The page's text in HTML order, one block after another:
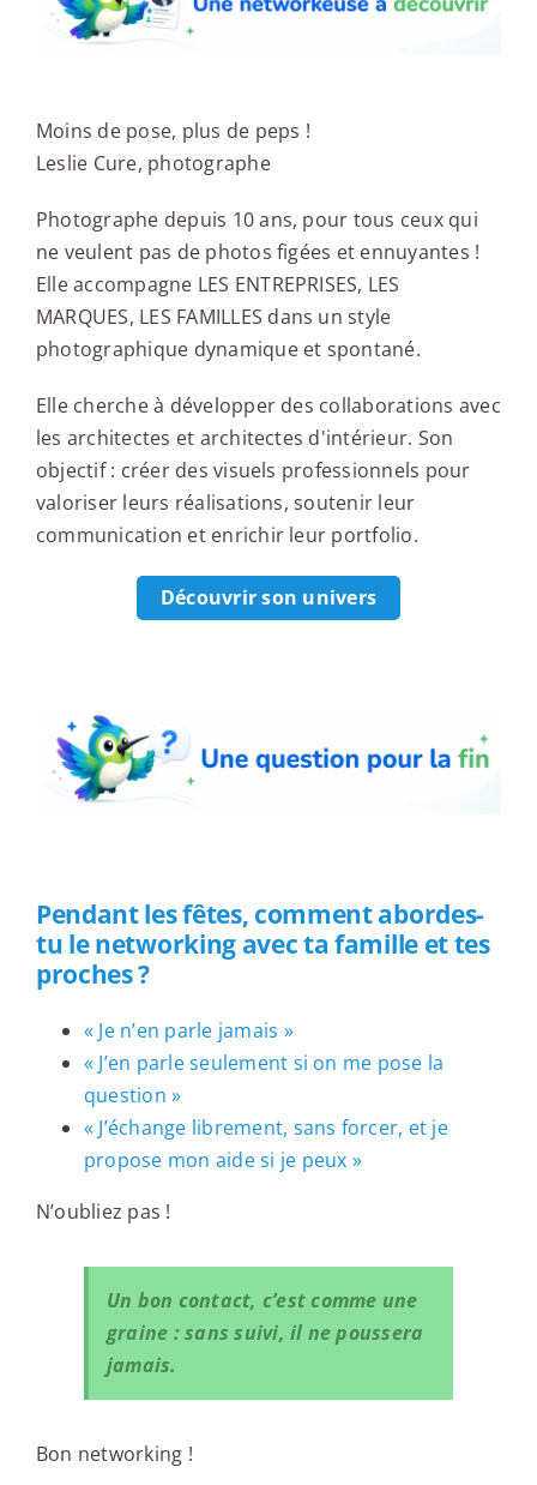
Moins de pose, plus de peps !
Leslie Cure, photographe
Photographe depuis 10 ans, pour tous ceux qui
ne veulent pas de photos figées et ennuyantes !
Elle accompagne LES ENTREPRISES, LES
MARQUES, LES FAMILLES dans un style
photographique dynamique et spontané.
Elle cherche à développer des collaborations avec
les architectes et architectes d'intérieur. Son
objectif : créer des visuels professionnels pour
valoriser leurs réalisations, soutenir leur
communication et enrichir leur portfolio.
Découvrir son univers
Pendant les fêtes, comment abordes-
tu le networking avec ta famille et tes
proches ?
« Je n’en parle jamais »
« J’en parle seulement si on me pose la
question »
« J’échange librement, sans forcer, et je
propose mon aide si je peux »
N’oubliez pas !
Un bon contact, c’est comme une
graine : sans suivi, il ne poussera
jamais.
Bon networking !